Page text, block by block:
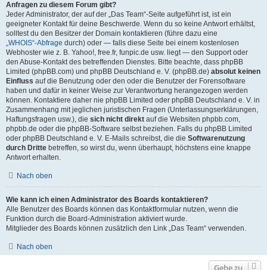
Anfragen zu diesem Forum gibt?
Jeder Administrator, der auf der „Das Team“-Seite aufgeführt ist, ist ein
geeigneter Kontakt für deine Beschwerde. Wenn du so keine Antwort erhältst,
solltest du den Besitzer der Domain kontaktieren (führe dazu eine
„WHOIS“-Abfrage durch) oder — falls diese Seite bei einem kostenlosen
Webhoster wie z. B. Yahoo!, free.fr, funpic.de usw. liegt — den Support oder
den Abuse-Kontakt des betreffenden Dienstes. Bitte beachte, dass phpBB
Limited (phpBB.com) und phpBB Deutschland e. V. (phpBB.de) absolut keinen
Einfluss auf die Benutzung oder den oder die Benutzer der Forensoftware
haben und dafür in keiner Weise zur Verantwortung herangezogen werden
können. Kontaktiere daher nie phpBB Limited oder phpBB Deutschland e. V. in
Zusammenhang mit jeglichen juristischen Fragen (Unterlassungserklärungen,
Haftungsfragen usw.), die sich nicht direkt auf die Websiten phpbb.com,
phpbb.de oder die phpBB-Software selbst beziehen. Falls du phpBB Limited
oder phpBB Deutschland e. V. E-Mails schreibst, die die Softwarenutzung
durch Dritte betreffen, so wirst du, wenn überhaupt, höchstens eine knappe
Antwort erhalten.
Nach oben
Wie kann ich einen Administrator des Boards kontaktieren?
Alle Benutzer des Boards können das Kontaktformular nutzen, wenn die
Funktion durch die Board-Administration aktiviert wurde.
Mitglieder des Boards können zusätzlich den Link „Das Team“ verwenden.
Nach oben
Gehe zu